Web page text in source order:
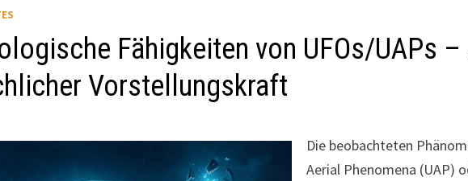
Fähigkeiten von UFOs/UAPs
Vorstellungskraft
Die beobachteten
Aerial Phenomena (UAP)